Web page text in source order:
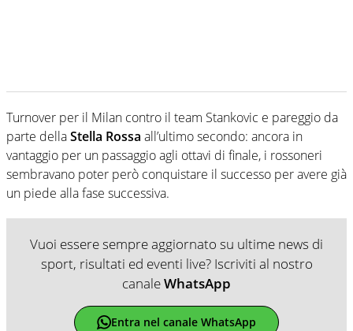
Turnover per il Milan contro il team Stankovic e pareggio da
parte dellaStella Rossa all’ultimo secondo: ancora in
vantaggio per un passaggio agli ottavi di finale, i rossoneri
sembravano poter però conquistare il successo per avere già
un piede alla fase successiva.
Vuoi essere sempre aggiornato su ultime news di
sport, risultati ed eventi live? Iscriviti al nostro
canaleWhatsApp
Entra nel canale WhatsApp